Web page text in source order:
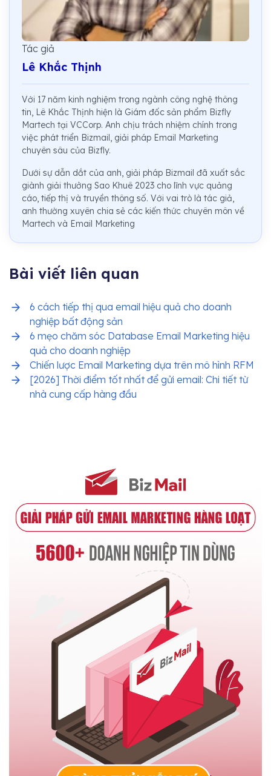
Tác giả
Lê Khắc Thịnh
Với 17 năm kinh nghiệm trong ngành công nghệ thông
tin, Lê Khắc Thịnh hiện là Giám đốc sản phẩm Bizfly
Martech tại VCCorp. Anh chịu trách nhiệm chính trong
việc phát triển Bizmail, giải pháp Email Marketing
chuyên sâu của Bizfly.
Dưới sự dẫn dắt của anh, giải pháp Bizmail đã xuất sắc
giành giải thưởng Sao Khuê 2023 cho lĩnh vực quảng
cáo, tiếp thị và truyền thông số. Với vai trò là tác giả,
anh thường xuyên chia sẻ các kiến thức chuyên môn về
Martech và Email Marketing
Bài viết liên quan
6 cách tiếp thị qua email hiệu quả cho doanh
nghiệp bất động sản
6 mẹo chăm sóc Database Email Marketing hiệu
quả cho doanh nghiệp
Chiến lược Email Marketing dựa trên mô hình RFM
[2026] Thời điểm tốt nhất để gửi email: Chi tiết từ
nhà cung cấp hàng đầu